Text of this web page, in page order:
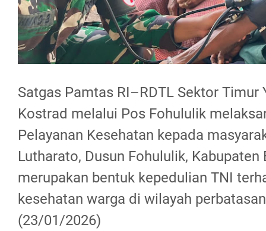
Satgas Pamtas RI–RDTL Sektor Timur
Kostrad melalui Pos Fohululik
Pelayanan Kesehatan kepada
Lutharato, Dusun Fohululik, Kabupaten
merupakan bentuk kepedulian TNI
kesehatan warga di wilayah
(23/01/2026)